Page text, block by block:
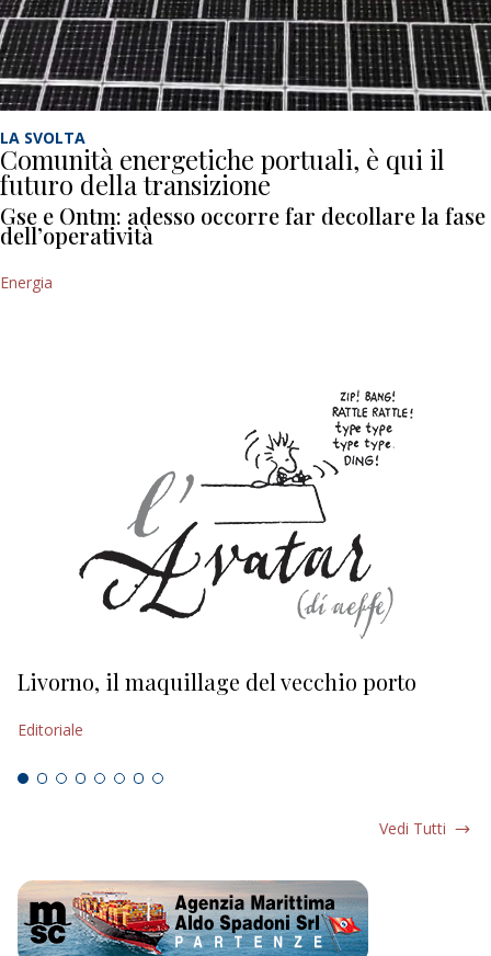
LA SVOLTA
Comunità energetiche portuali, è qui il
futuro della transizione
Gse e Ontm: adesso occorre far decollare la fase
dell’operatività
Energia
Livorno, il maquillage del vecchio porto
Editoriale
Vedi Tutti